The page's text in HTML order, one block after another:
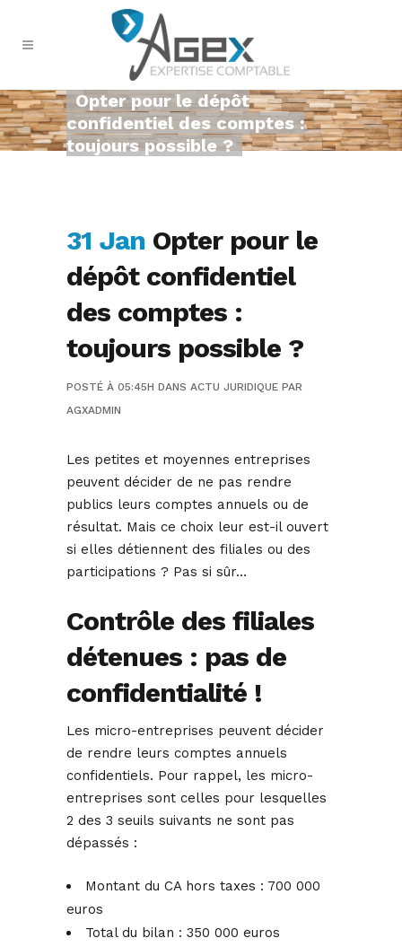
Opter pour le dépôt
confidentiel des comptes :
toujours possible ?
31 Jan Opter pour le
dépôt confidentiel
des comptes :
toujours possible ?
POSTÉ À 05:45H DANS ACTU JURIDIQUE PAR
AGXADMIN
Les petites et moyennes entreprises
peuvent décider de ne pas rendre
publics leurs comptes annuels ou de
résultat. Mais ce choix leur est-il ouvert
si elles détiennent des filiales ou des
participations ? Pas si sûr…
Contrôle des filiales
détenues : pas de
confidentialité !
Les micro-entreprises peuvent décider
de rendre leurs comptes annuels
confidentiels. Pour rappel, les micro-
entreprises sont celles pour lesquelles
2 des 3 seuils suivants ne sont pas
dépassés :
Montant du CA hors taxes : 700 000
euros
Total du bilan : 350 000 euros